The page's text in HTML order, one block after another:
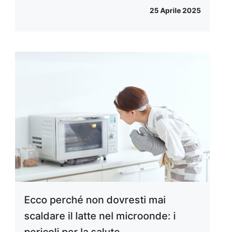
25 Aprile 2025
Ecco perché non dovresti mai
scaldare il latte nel microonde: i